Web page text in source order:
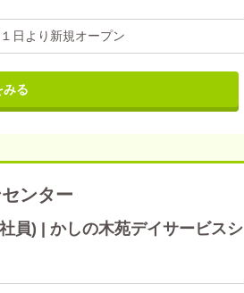
日より新規オープン
みる
ンター
員) | かしの木苑デイサービスシ